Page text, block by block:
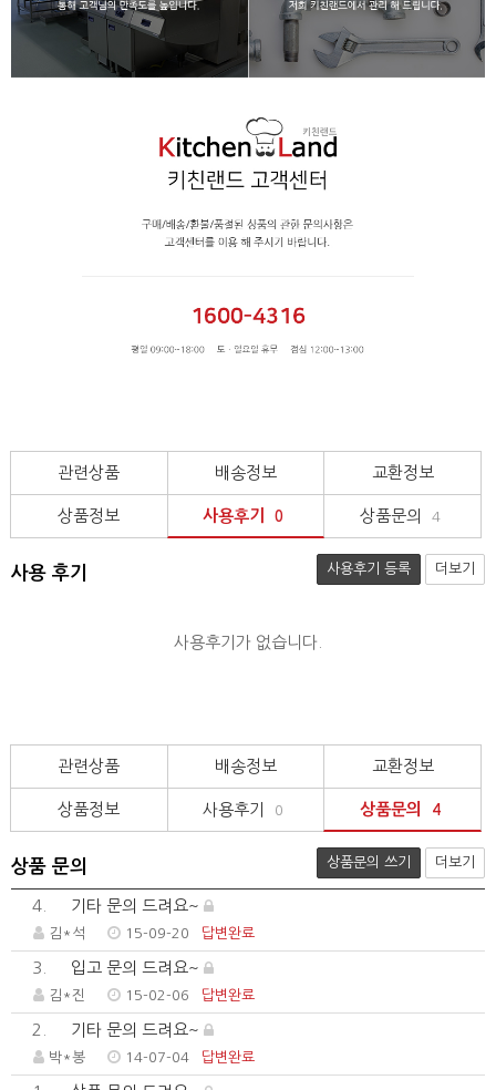
관련상품 배송정보 교환정보
상품정보 사용후기 0 상품문의 4
사용 후기 사용후기 등록 더보기
사용후기가 없습니다.
관련상품 배송정보 교환정보
상품정보 사용후기 0 상품문의 4
상품 문의 상품문의 쓰기 더보기
4. 기타 문의 드려요~
김*석 15-09-20 답변완료
3. 입고 문의 드려요~
김*진 15-02-06 답변완료
2. 기타 문의 드려요~
박*봉 14-07-04 답변완료